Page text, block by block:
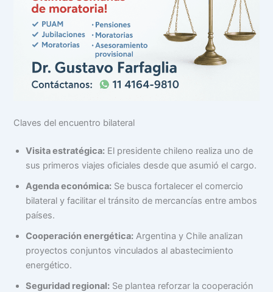
Claves del encuentro bilateral
Visita estratégica: El presidente chileno realiza uno de
sus primeros viajes oficiales desde que asumió el cargo.
Agenda económica: Se busca fortalecer el comercio
bilateral y facilitar el tránsito de mercancías entre ambos
países.
Cooperación energética: Argentina y Chile analizan
proyectos conjuntos vinculados al abastecimiento
energético.
Seguridad regional: Se plantea reforzar la cooperación